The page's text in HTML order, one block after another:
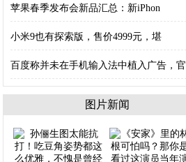
苹果春季发布会新品汇总：新iPhon
小米9也有探索版，售价4999元，堪
百度称并未在手机输入法中植入广告，官
图片新闻